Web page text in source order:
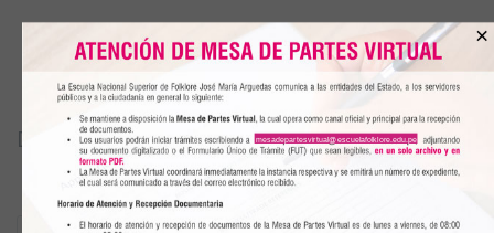
DEJAR UN COMENTARIO
×
mesadepartesvirtual@escuelafolklore.edu.pe